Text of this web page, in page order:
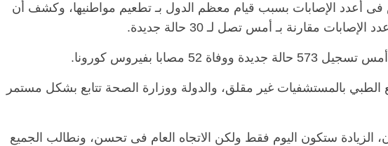
فى أعدد الإصابات بسبب قيام معظم الدول بـ تطعيم مواطنيها، وكشف أن
مقارنة بـ أمس تصل لـ 30 حالة جديدة.
52 مصابا بفيروس كورونا.
الطبي بالمستشفيات غير مقلق، والدولة ووزارة الصحة تتابع بشكل مستمر
الزيادة ستكون اليوم فقط ولكن الاتجاه العام فى تحسن، ونطالب الجميع